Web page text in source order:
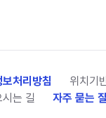
처리방침 위치기
는 길
자주 묻는